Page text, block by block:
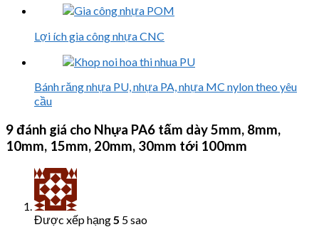
Lợi ích gia công nhựa CNC
Bánh răng nhựa PU, nhựa PA, nhựa MC nylon theo yêu
cầu
9 đánh giá cho Nhựa PA6 tấm dày 5mm, 8mm,
10mm, 15mm, 20mm, 30mm tới 100mm
Được xếp hạng 5 5 sao